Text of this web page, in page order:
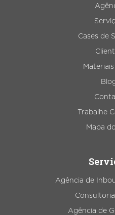
Cases de
Trabalhe
Mapa
Agência de
Agência de